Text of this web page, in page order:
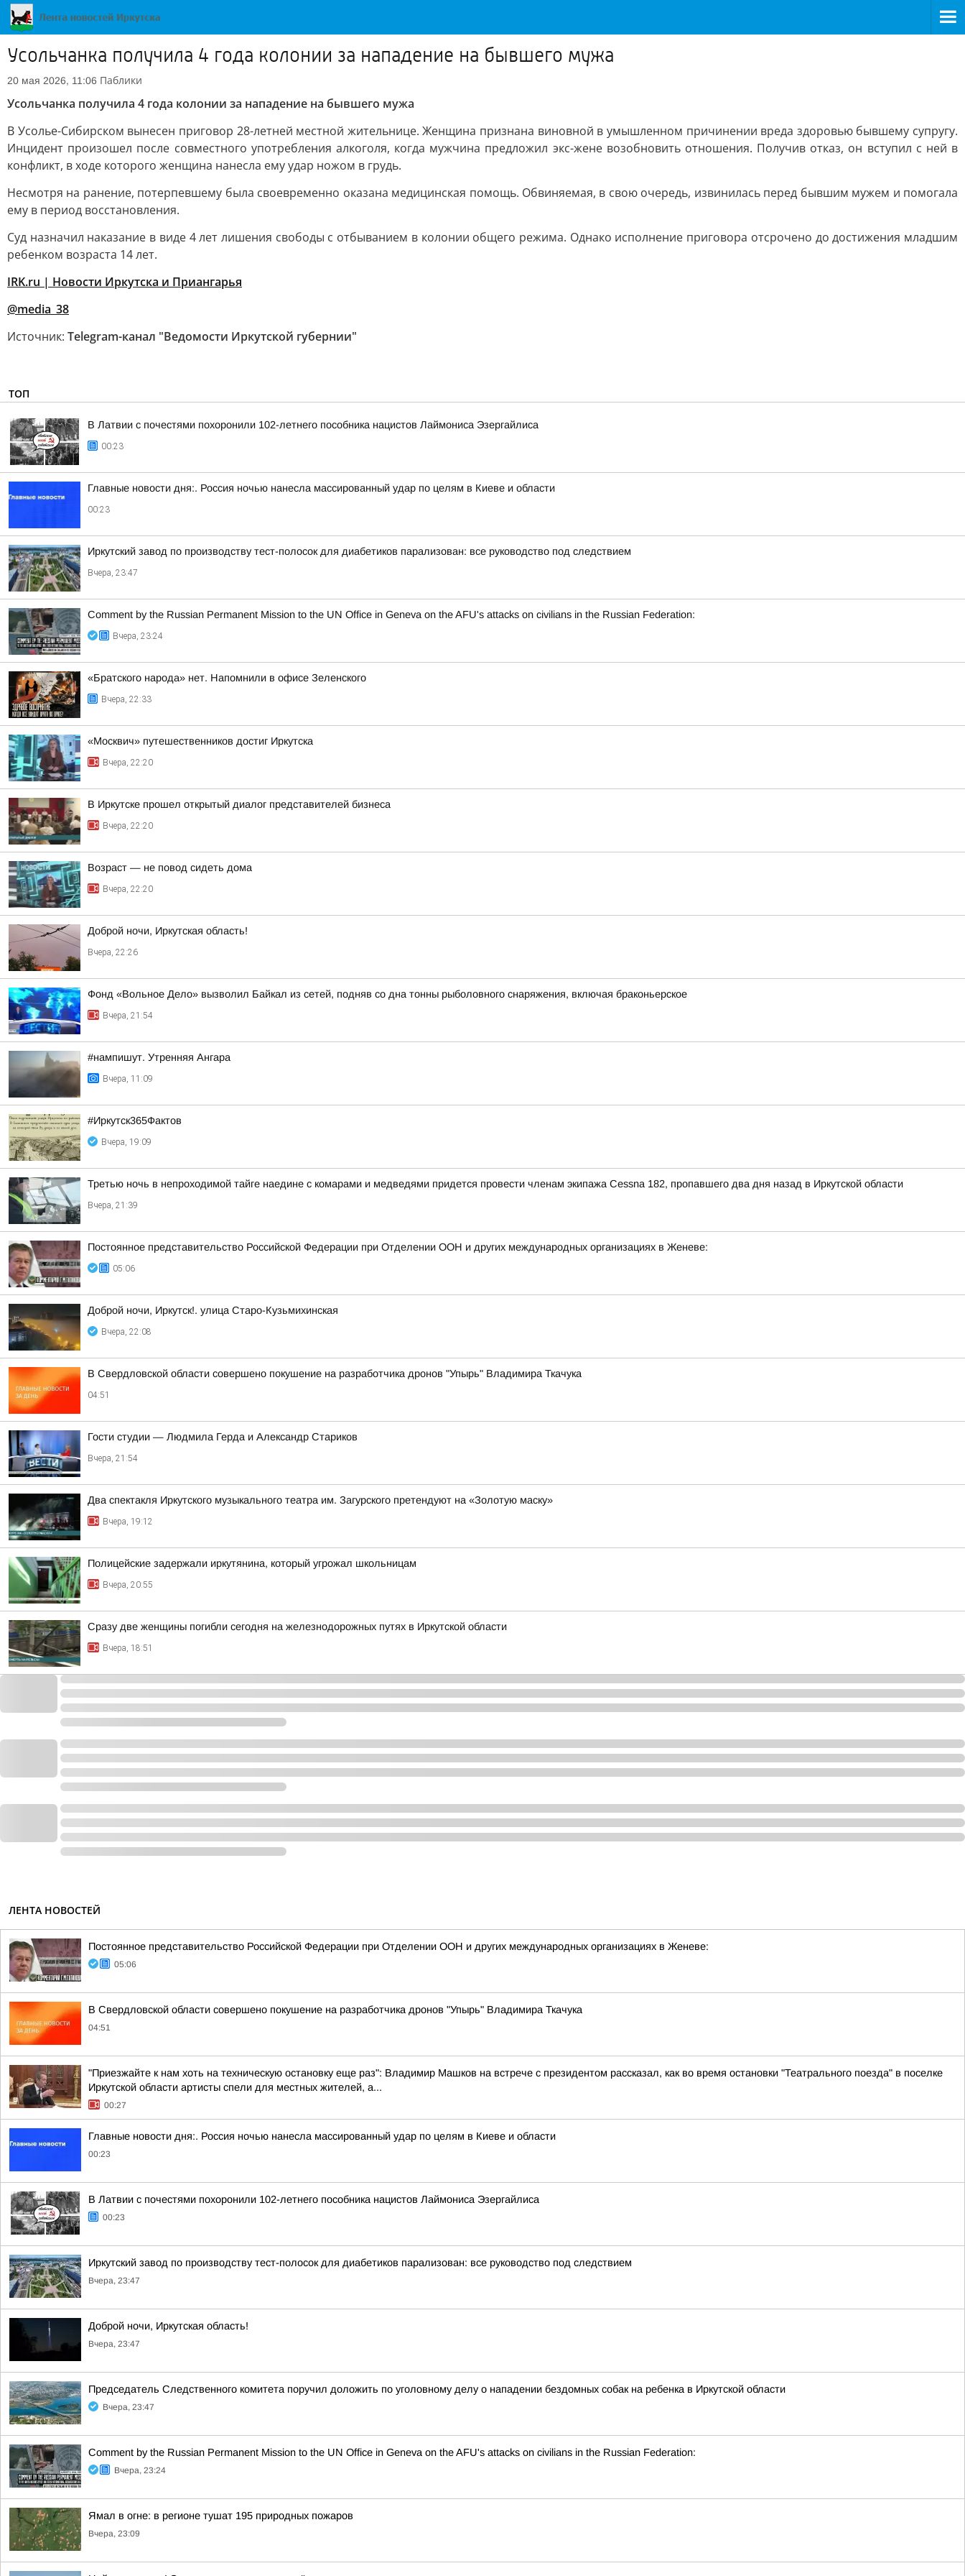
Усольчанка получила 4 года колонии за нападение на бывшего мужа
20 мая 2026, 11:06 Паблики
Усольчанка получила 4 года колонии за нападение на бывшего мужа
В Усолье-Сибирском вынесен приговор 28-летней местной жительнице. Женщина признана виновной в умышленном причинении вреда здоровью бывшему супругу.
Инцидент произошел после совместного употребления алкоголя, когда мужчина предложил экс-жене возобновить отношения. Получив отказ, он вступил с ней в
конфликт, в ходе которого женщина нанесла ему удар ножом в грудь.
Несмотря на ранение, потерпевшему была своевременно оказана медицинская помощь. Обвиняемая, в свою очередь, извинилась перед бывшим мужем и помогала
ему в период восстановления.
Суд назначил наказание в виде 4 лет лишения свободы с отбыванием в колонии общего режима. Однако исполнение приговора отсрочено до достижения младшим
ребенком возраста 14 лет.
IRK.ru | Новости Иркутска и Приангарья
@media_38
Источник: Telegram-канал "Ведомости Иркутской губернии"
ТОП
В Латвии с почестями похоронили 102-летнего пособника нацистов Лаймониса Эзергайлиса
00:23
Главные новости дня:. Россия ночью нанесла массированный удар по целям в Киеве и области
00:23
Иркутский завод по производству тест-полосок для диабетиков парализован: все руководство под следствием
Вчера, 23:47
Comment by the Russian Permanent Mission to the UN Office in Geneva on the AFU's attacks on civilians in the Russian Federation:
Вчера, 23:24
«Братского народа» нет. Напомнили в офисе Зеленского
Вчера, 22:33
«Москвич» путешественников достиг Иркутска
Вчера, 22:20
В Иркутске прошел открытый диалог представителей бизнеса
Вчера, 22:20
Возраст — не повод сидеть дома
Вчера, 22:20
Доброй ночи, Иркутская область!
Вчера, 22:26
Фонд «Вольное Дело» вызволил Байкал из сетей, подняв со дна тонны рыболовного снаряжения, включая браконьерское
Вчера, 21:54
#нампишут. Утренняя Ангара
Вчера, 11:09
#Иркутск365Фактов
Вчера, 19:09
Третью ночь в непроходимой тайге наедине с комарами и медведями придется провести членам экипажа Cessna 182, пропавшего два дня назад в Иркутской области
Вчера, 21:39
Постоянное представительство Российской Федерации при Отделении ООН и других международных организациях в Женеве:
05:06
Доброй ночи, Иркутск!. улица Старо-Кузьмихинская
Вчера, 22:08
В Свердловской области совершено покушение на разработчика дронов "Упырь" Владимира Ткачука
04:51
Гости студии — Людмила Герда и Александр Стариков
Вчера, 21:54
Два спектакля Иркутского музыкального театра им. Загурского претендуют на «Золотую маску»
Вчера, 19:12
Полицейские задержали иркутянина, который угрожал школьницам
Вчера, 20:55
Сразу две женщины погибли сегодня на железнодорожных путях в Иркутской области
Вчера, 18:51
ЛЕНТА НОВОСТЕЙ
Постоянное представительство Российской Федерации при Отделении ООН и других международных организациях в Женеве:
05:06
В Свердловской области совершено покушение на разработчика дронов "Упырь" Владимира Ткачука
04:51
"Приезжайте к нам хоть на техническую остановку еще раз": Владимир Машков на встрече с президентом рассказал, как во время остановки "Театрального поезда" в поселке
Иркутской области артисты спели для местных жителей, а...
00:27
Главные новости дня:. Россия ночью нанесла массированный удар по целям в Киеве и области
00:23
В Латвии с почестями похоронили 102-летнего пособника нацистов Лаймониса Эзергайлиса
00:23
Иркутский завод по производству тест-полосок для диабетиков парализован: все руководство под следствием
Вчера, 23:47
Доброй ночи, Иркутская область!
Вчера, 23:47
Председатель Следственного комитета поручил доложить по уголовному делу о нападении бездомных собак на ребенка в Иркутской области
Вчера, 23:47
Comment by the Russian Permanent Mission to the UN Office in Geneva on the AFU's attacks on civilians in the Russian Federation:
Вчера, 23:24
Ямал в огне: в регионе тушат 195 природных пожаров
Вчера, 23:09